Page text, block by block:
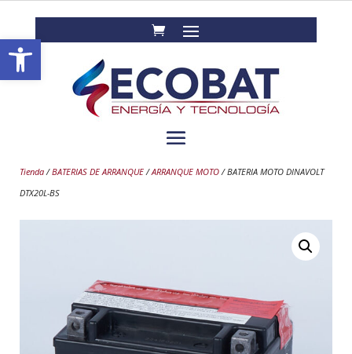
Abrir barra de herramientas
Tienda/BATERIAS DE ARRANQUE/ARRANQUE MOTO/ BATERIA MOTO DINAVOLT
DTX20L-BS